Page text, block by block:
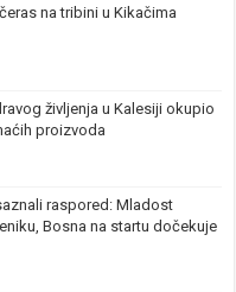
na tribini u Kikačima
življenja u Kalesiji okupio
proizvoda
raspored: Mladost
Bosna na startu dočekuje